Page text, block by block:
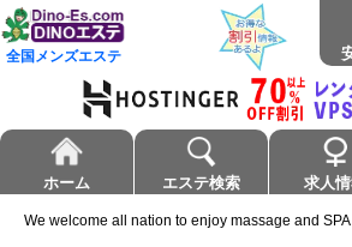
全国メンズエステ
ホーム エステ検索 求人
We welcome all nation to enjoy massage and